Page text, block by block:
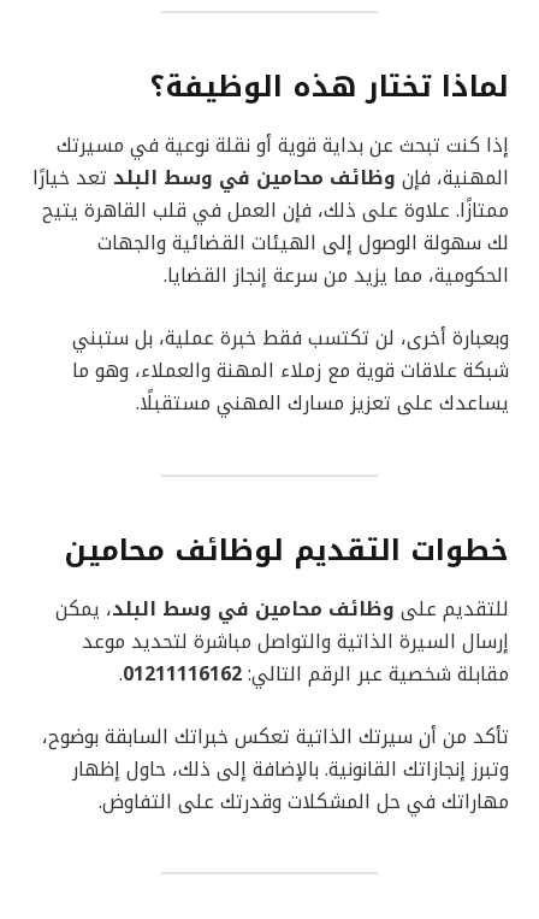
لماذا تختار هذه الوظيفة؟
إذا كنت تبحث عن بداية قوية أو نقلة نوعية في مسيرتك
المهنية، فإن وظائف محامين في وسط البلد تعد خيارًا
ممتازًا. علاوة على ذلك، فإن العمل في قلب القاهرة يتيح
لك سهولة الوصول إلى الهيئات القضائية والجهات
الحكومية، مما يزيد من سرعة إنجاز القضايا.
وبعبارة أخرى، لن تكتسب فقط خبرة عملية، بل ستبني
شبكة علاقات قوية مع زملاء المهنة والعملاء، وهو ما
يساعدك على تعزيز مسارك المهني مستقبلًا.
خطوات التقديم لوظائف محامين
للتقديم على وظائف محامين في وسط البلد، يمكن
إرسال السيرة الذاتية والتواصل مباشرة لتحديد موعد
مقابلة شخصية عبر الرقم التالي:01211116162
.
تأكد من أن سيرتك الذاتية تعكس خبراتك السابقة بوضوح،
وتبرز إنجازاتك القانونية. بالإضافة إلى ذلك، حاول إظهار
مهاراتك في حل المشكلات وقدرتك على التفاوض.